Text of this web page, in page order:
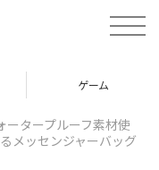
t
o
v
i
ゲーム
ータープルーフ素材使
メッセンジャーバッグ